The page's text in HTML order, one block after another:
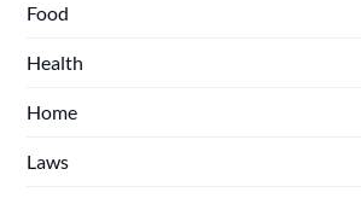
Food
Health
Home
Laws